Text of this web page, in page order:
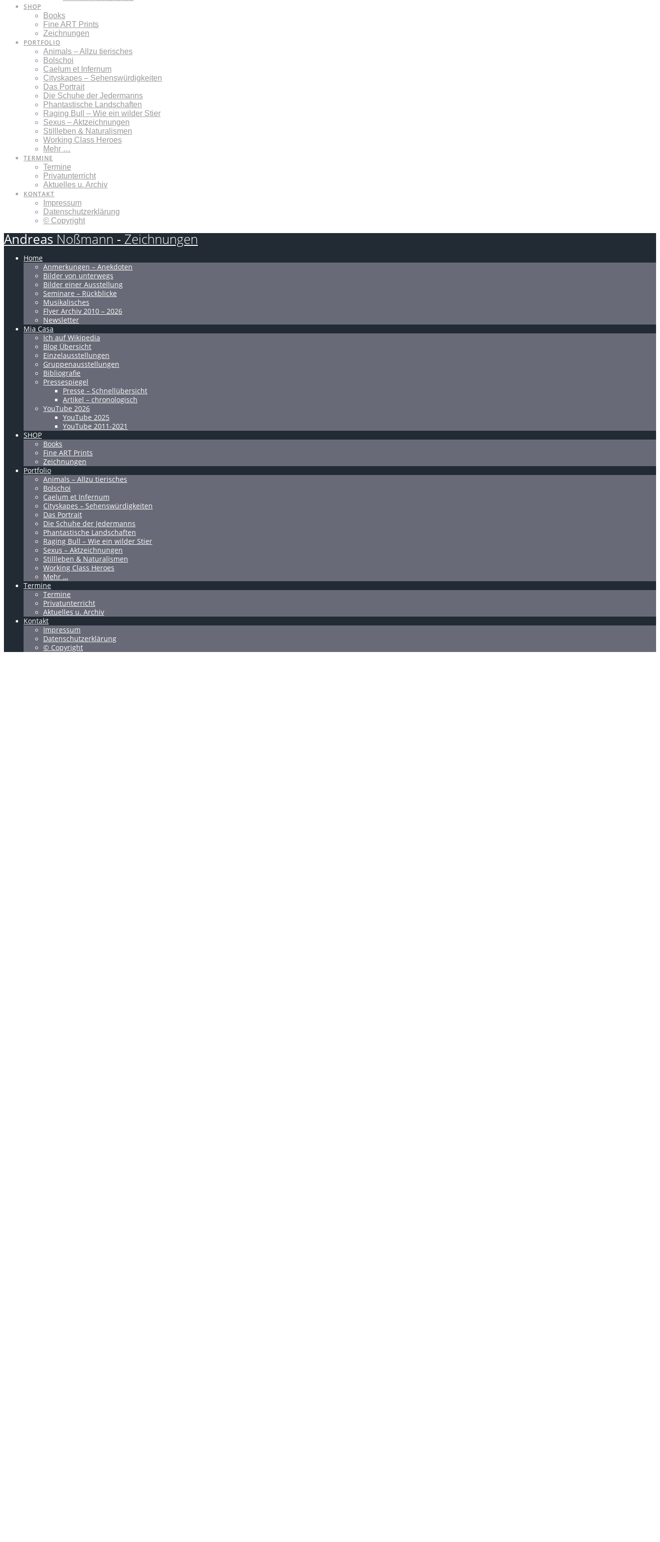
SHOP
Books
Fine ART Prints
Zeichnungen
PORTFOLIO
Animals – Allzu tierisches
Bolschoi
Caelum et Infernum
Cityskapes – Sehenswürdigkeiten
Das Portrait
Die Schuhe der Jedermanns
Phantastische Landschaften
Raging Bull – Wie ein wilder Stier
Sexus – Aktzeichnungen
Stillleben & Naturalismen
Working Class Heroes
Mehr …
TERMINE
Termine
Privatunterricht
Aktuelles u. Archiv
KONTAKT
Impressum
Datenschutzerklärung
© Copyright
Andreas Noßmann - Zeichnungen
Home
Anmerkungen – Anekdoten
Bilder von unterwegs
Bilder einer Ausstellung
Seminare – Rückblicke
Musikalisches
Flyer Archiv 2010 – 2026
Newsletter
Mia Casa
Ich auf Wikipedia
Blog Übersicht
Einzelausstellungen
Gruppenausstellungen
Bibliografie
Pressespiegel
Presse – Schnellübersicht
Artikel – chronologisch
YouTube 2026
YouTube 2025
YouTube 2011-2021
SHOP
Books
Fine ART Prints
Zeichnungen
Portfolio
Animals – Allzu tierisches
Bolschoi
Caelum et Infernum
Cityskapes – Sehenswürdigkeiten
Das Portrait
Die Schuhe der Jedermanns
Phantastische Landschaften
Raging Bull – Wie ein wilder Stier
Sexus – Aktzeichnungen
Stillleben & Naturalismen
Working Class Heroes
Mehr …
Termine
Termine
Privatunterricht
Aktuelles u. Archiv
Kontakt
Impressum
Datenschutzerklärung
© Copyright